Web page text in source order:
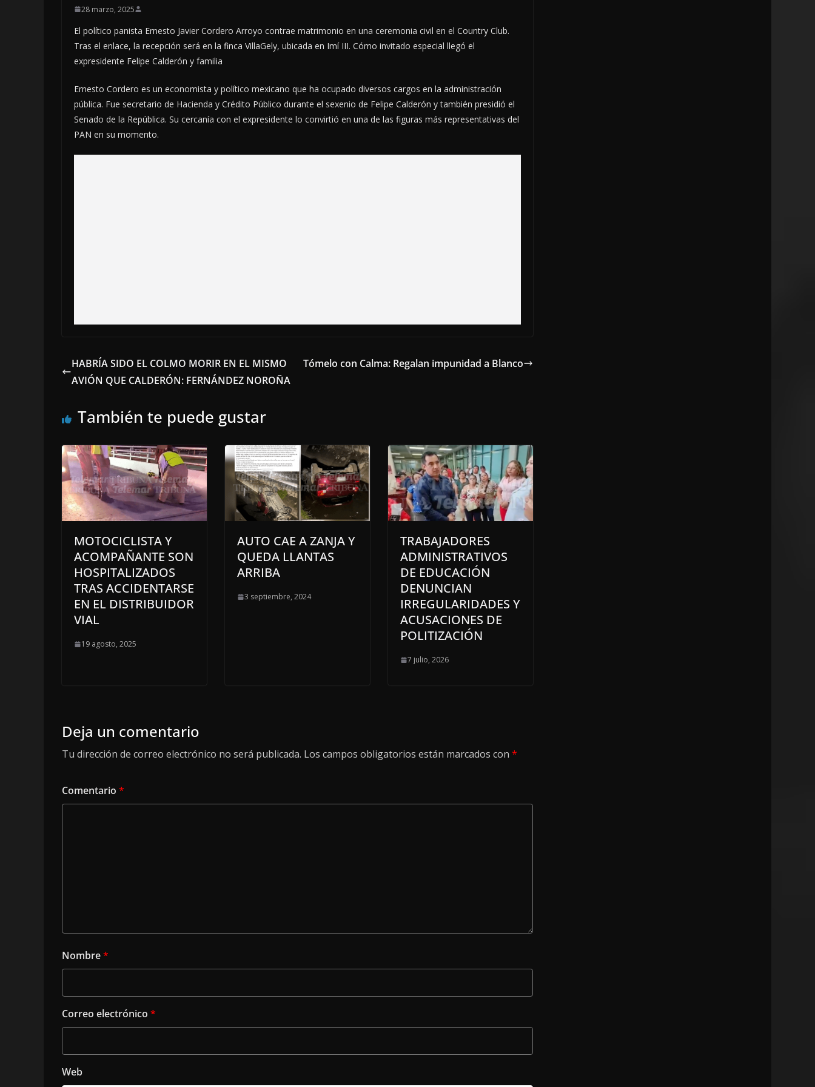
28 marzo, 2025
El político panista Ernesto Javier Cordero Arroyo contrae matrimonio en una ceremonia civil en el Country Club.
Tras el enlace, la recepción será en la finca VillaGely, ubicada en Imí III. Cómo invitado especial llegó el
expresidente Felipe Calderón y familia
Ernesto Cordero es un economista y político mexicano que ha ocupado diversos cargos en la administración
pública. Fue secretario de Hacienda y Crédito Público durante el sexenio de Felipe Calderón y también presidió el
Senado de la República. Su cercanía con el expresidente lo convirtió en una de las figuras más representativas del
PAN en su momento.
HABRÍA SIDO EL COLMO MORIR EN EL MISMO
AVIÓN QUE CALDERÓN: FERNÁNDEZ NOROÑA
Tómelo con Calma: Regalan impunidad a Blanco
También te puede gustar
MOTOCICLISTA Y
ACOMPAÑANTE SON
HOSPITALIZADOS
TRAS ACCIDENTARSE
EN EL DISTRIBUIDOR
VIAL
19 agosto, 2025
AUTO CAE A ZANJA Y
QUEDA LLANTAS
ARRIBA
3 septiembre, 2024
TRABAJADORES
ADMINISTRATIVOS
DE EDUCACIÓN
DENUNCIAN
IRREGULARIDADES Y
ACUSACIONES DE
POLITIZACIÓN
7 julio, 2026
Deja un comentario
Tu dirección de correo electrónico no será publicada. Los campos obligatorios están marcados con *
Comentario *
Nombre*
Correo electrónico *
Web